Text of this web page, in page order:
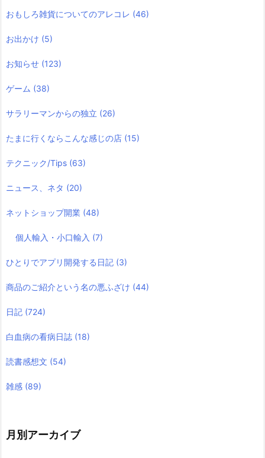
おもしろ雑貨についてのアレコレ (46)
お出かけ (5)
お知らせ (123)
ゲーム (38)
サラリーマンからの独立 (26)
たまに行くならこんな感じの店 (15)
テクニック/Tips (63)
ニュース、ネタ (20)
ネットショップ開業 (48)
個人輸入・小口輸入 (7)
ひとりでアプリ開発する日記 (3)
商品のご紹介という名の悪ふざけ (44)
日記 (724)
白血病の看病日誌 (18)
読書感想文 (54)
雑感 (89)
月別アーカイブ